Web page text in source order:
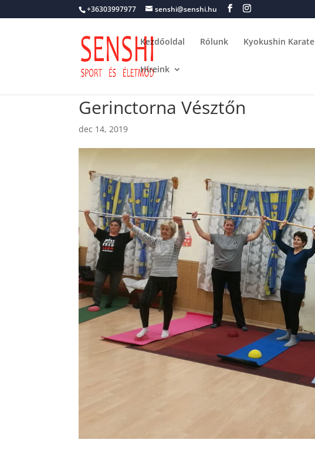
+36303997977 senshi@senshi.hu
Kezdőoldal Rólunk Kyokushin Karate
Híreink
Gerinctorna Vésztőn
dec 14, 2019